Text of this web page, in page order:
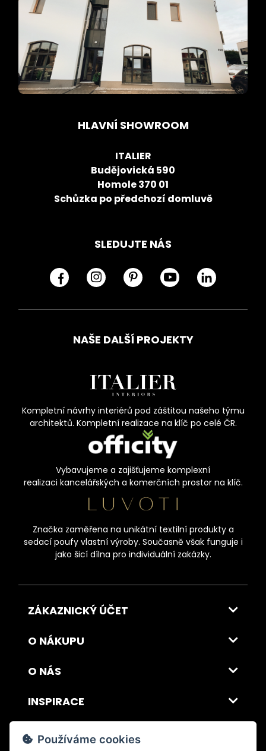
HLAVNÍ SHOWROOM
ITALIER
Budějovická 590
Homole 370 01
Schůzka po předchozí domluvě
SLEDUJTE NÁS
NAŠE DALŠÍ PROJEKTY
Kompletní návrhy interiérů pod záštitou našeho týmu
architektů. Kompletní realizace na klíč po celé ČR.
Vybavujeme a zajišťujeme komplexní
realizaci kancelářských a komerčních prostor na klíč.
Značka zaměřena na unikátní textilní produkty a
sedací poufy vlastní výroby. Současně však funguje i
jako šicí dílna pro individuální zakázky.
ZÁKAZNICKÝ ÚČET
O NÁKUPU
O NÁS
INSPIRACE
DOPRAVA A PLATBA
Používáme cookies